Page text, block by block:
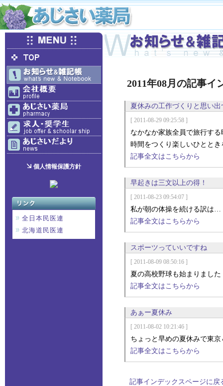
個人情報保護方針
全日本民医連
北海道民医連
2011年08月の記事イ
夏休みの工作づくりと思い出
[ 2011-08-29 09:25:58 ]
なかなか家族全員で旅行す
時間をつくり楽しいひとと
記事全文はこちらから
早起きは三文以上の得！
[ 2011-08-23 09:54:07 ]
私が朝の体操を続ける訳は…
記事全文はこちらから
スポーツっていいですね
[ 2011-08-09 08:50:16 ]
夏の高校野球も始まりました
記事全文はこちらから
あぁー夏休み
[ 2011-08-02 10:21:46 ]
ちょっと早めの夏休みで東
記事全文はこちらから
記事インデックスページに戻